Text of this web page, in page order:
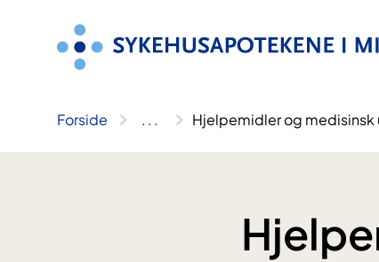
Forside .. . Hjelpemidler og medisinsk